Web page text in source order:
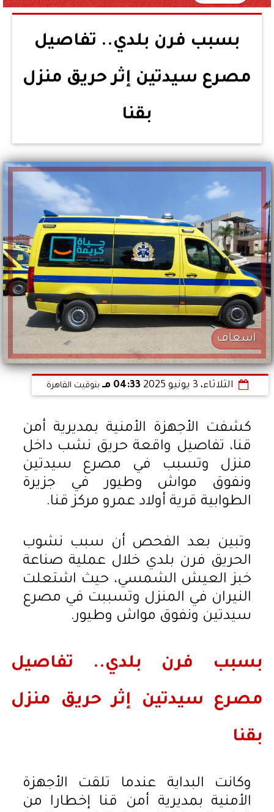
بسبب فرن بلدي.. تفاصيل
مصرع سيدتين إثر حريق منزل
بقنا
اسعاف
الثلاثاء، 3 يونيو 2025 04:33 مـ بتوقيت القاهرة
كشفت الأجهزة الأمنية بمديرية أمن
قنا، تفاصيل واقعة حريق نشب داخل
منزل وتسبب في مصرع سيدتين
ونفوق مواش وطيور في جزيرة
الطوابية قرية أولاد عمرو مركز قنا.
وتبين بعد الفحص أن سبب نشوب
الحريق فرن بلدي خلال عملية صناعة
خبز العيش الشمسي، حيث اشتعلت
النيران في المنزل وتسببت في مصرع
سيدتين ونفوق مواش وطيور.
بسبب فرن بلدي.. تفاصيل
مصرع سيدتين إثر حريق منزل
بقنا
وكانت البداية عندما تلقت الأجهزة
الأمنية بمديرية أمن قنا إخطارا من